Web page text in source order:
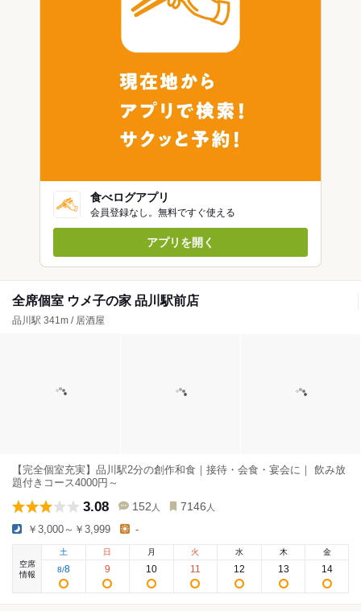
食べログアプリ
会員登録なし。無料ですぐ使える
アプリを開く
全席個室 ウメ子の家 品川駅前店
品川駅 341m / 居酒屋
【完全個室充実】品川駅2分の創作和食｜接待・会食・宴会に｜ 飲み放
題付きコース4000円～
3.08 152 人 7146 人
￥3,000～￥3,999 -
空席
情報
土
8/8
日
9
月
10
火
11
水
12
木
13
金
14